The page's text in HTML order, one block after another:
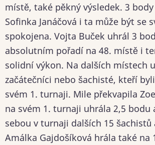
místě, také pěkný výsledek. 3
Sofinka Janáčová i ta může být se
spokojena. Vojta Buček uhrál 3
absolutním pořadí na 48. místě i
solidní výkon. Na dalších místech
začátečníci nebo šachisté, kteří
svém 1. turnaji. Mile překvapila
na svém 1. turnaji uhrála 2,5 bodu
sebou v turnaji dalších 15 šachistů
Amálka Gajdošíková hrála také na